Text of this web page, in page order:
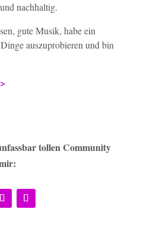
nachhaltig.
gute Musik, habe ein
auszuprobieren und bin
tollen Community